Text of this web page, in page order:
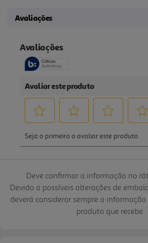
Avaliações
Deve confirmar a informação no
Devido a possíveis alterações de
deverá considerar sempre a
produto que recebe.